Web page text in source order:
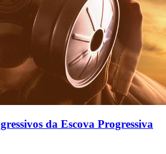
da Escova Progressiva